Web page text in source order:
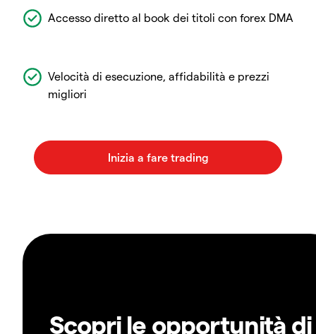
Accesso diretto al book dei titoli con forex DMA
Velocità di esecuzione, affidabilità e prezzi
migliori
Scopri le opportunità di